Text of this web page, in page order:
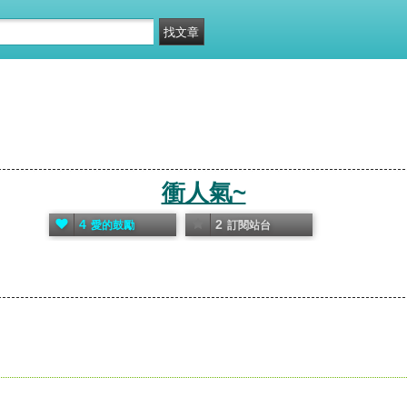
衝人氣~
4 愛的鼓勵 2 訂閱站台